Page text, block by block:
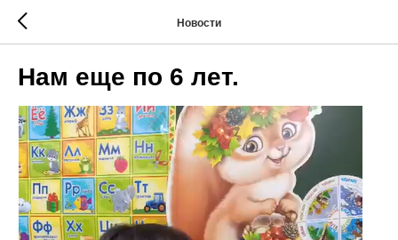
Новости
Нам еще по 6 лет.